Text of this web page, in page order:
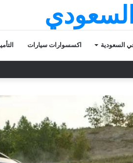
السعودية اكسسوارات سيارات